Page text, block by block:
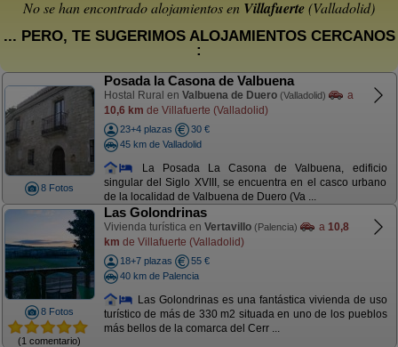
No se han encontrado alojamientos en Villafuerte(Valladolid)
... PERO, TE SUGERIMOS ALOJAMIENTOS CERCANOS
:
8 Fotos
Posada la Casona de Valbuena
Hostal Rural en Valbuena de Duero (Valladolid)
a
10,6 km de Villafuerte (Valladolid)
23+4 plazas
30 €
45 km de Valladolid
La Posada La Casona de Valbuena, edificio
singular del Siglo XVIII, se encuentra en el casco urbano
de la localidad de Valbuena de Duero (Va ...
8 Fotos
(1 comentario)
Las Golondrinas
Vivienda turística en Vertavillo (Palencia) a 10,8
km de Villafuerte (Valladolid)
18+7 plazas
55 €
40 km de Palencia
Las Golondrinas es una fantástica vivienda de uso
turístico de más de 330 m2 situada en uno de los pueblos
más bellos de la comarca del Cerr ...